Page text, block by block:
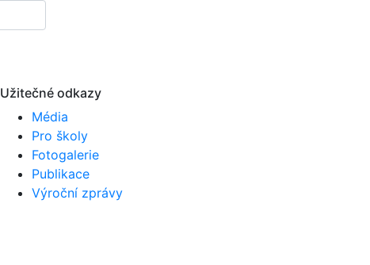
Užitečné odkazy
Média
Pro školy
Fotogalerie
Publikace
Výroční zprávy